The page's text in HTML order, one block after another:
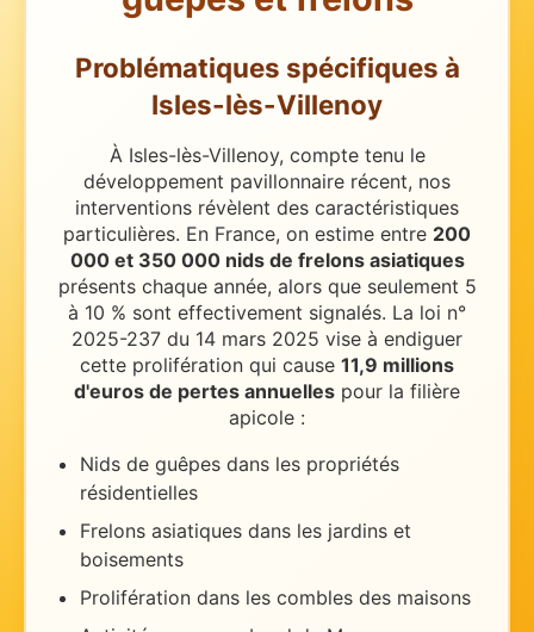
Problématiques spécifiques à
Isles-lès-Villenoy
À Isles-lès-Villenoy, compte tenu le
développement pavillonnaire récent, nos
interventions révèlent des caractéristiques
particulières. En France, on estime entre 200
000 et 350 000 nids de frelons asiatiques
présents chaque année, alors que seulement 5
à 10 % sont effectivement signalés. La loi n°
2025-237 du 14 mars 2025 vise à endiguer
cette prolifération qui cause 11,9 millions
d'euros de pertes annuelles pour la filière
apicole :
Nids de guêpes dans les propriétés
résidentielles
Frelons asiatiques dans les jardins et
boisements
Prolifération dans les combles des maisons